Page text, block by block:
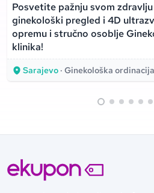
Posvetite pažnju svom
ginekološki pregled i 4D
opremu i stručno osoblje
klinika!
Sarajevo · Ginekološka